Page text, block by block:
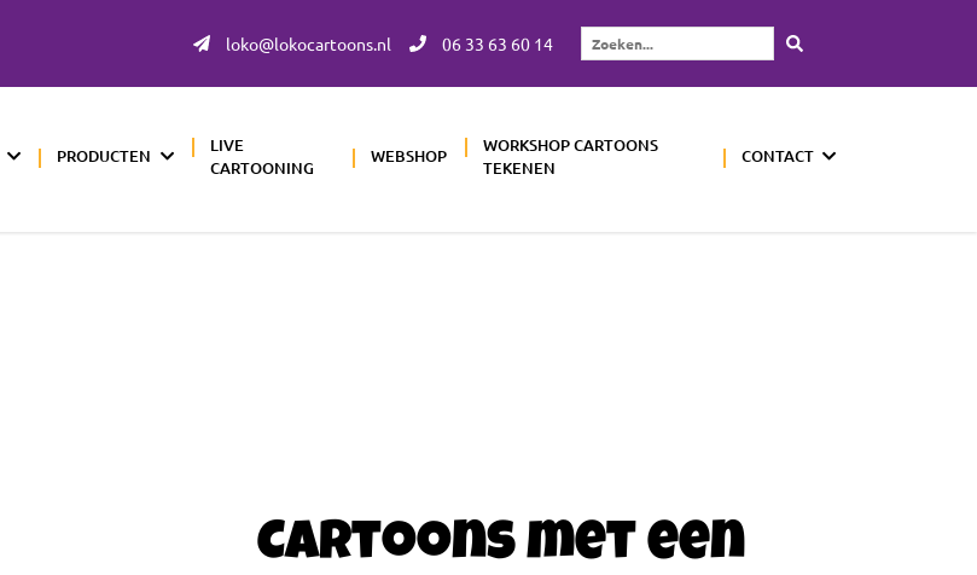
loko@lokocartoons.nl 06 33 63 60 14
Zoeken...
PRODUCTEN
LIVE
CARTOONING
WEBSHOP
WORKSHOP CARTOONS
TEKENEN
CONTACT
Cartoons met een